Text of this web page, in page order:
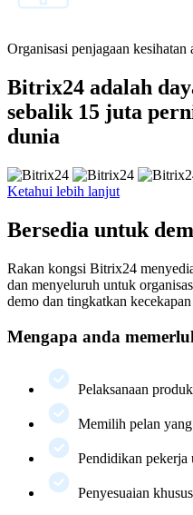
Organisasi penjagaan kesihatan
Bitrix24 adalah
sebalik 15 juta
dunia
Ketahui lebih lanjut
Bersedia untuk
Rakan kongsi Bitrix24
dan menyeluruh untuk
demo dan tingkatkan
Mengapa anda
Pelaksanaan
Memilih pelan yang
Pendidikan pekerja
Penyesuaian